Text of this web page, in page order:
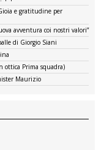
e gratitudine per
avventura coi nostri valori”
di Giorgio Siani
ottica Prima squadra)
Maurizio